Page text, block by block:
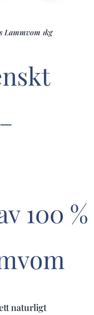
Lammvom 1kg
100 %
naturligt